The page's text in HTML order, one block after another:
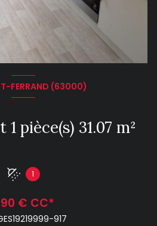
FERRAND (63000)
Appartement 1 pièce(s) 31.07 m²
1
€ CC*
917